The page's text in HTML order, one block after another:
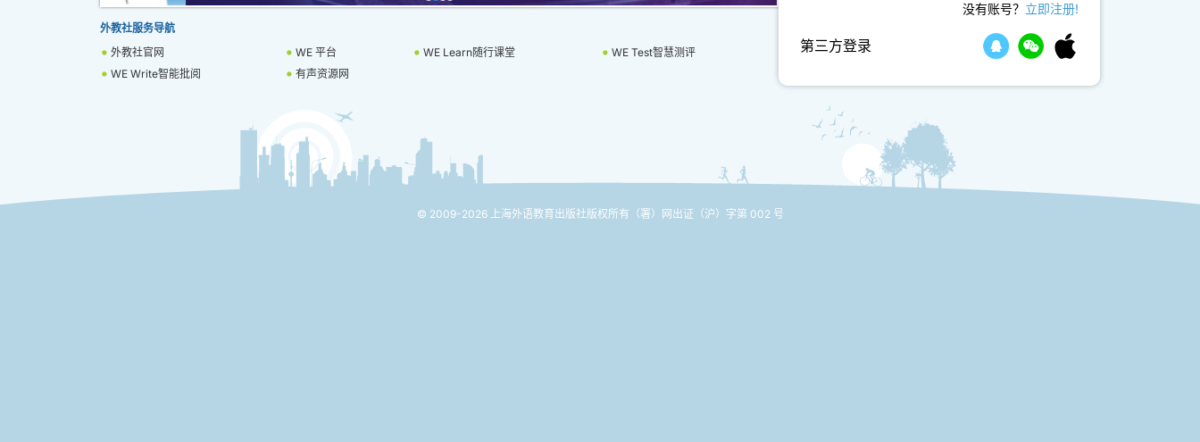
外教社服务导航
外教社官网
WE 平台 WE Learn随行课堂
WE Test智慧测评
WE Write智能批阅
有声资源网
没有账号？ 立即注册!
第三方登录
© 2009-2026 上海外语教育出版社版权所有 （署）网出证（沪）字第 002 号